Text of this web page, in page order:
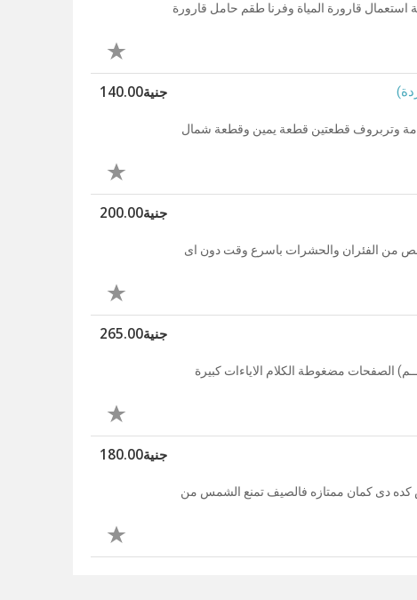
قارورة المياة وفرنا طقم حامل قارورة
وتربروف قطعتين قطعة يمين وقطعة شمال
جنية140.00
من الفئران والحشرات باسرع وقت دون اى
جنية200.00
الصفحات مضغوطة الكلام الاياءات كبيرة
جنية265.00
كده دى كمان ممتازه فالصيف تمنع الشمس من
جنية180.00